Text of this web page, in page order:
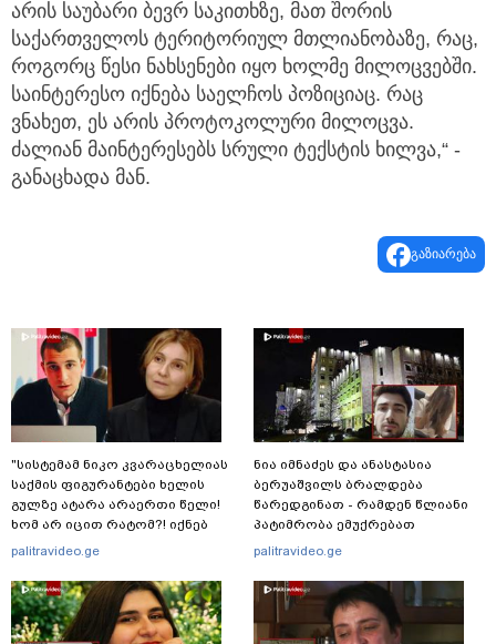
არის საუბარი ბევრ საკითხზე, მათ შორის
საქართველოს ტერიტორიულ მთლიანობაზე, რაც,
როგორც წესი ნახსენები იყო ხოლმე მილოცვებში.
საინტერესო იქნება საელჩოს პოზიციაც. რაც
ვნახეთ, ეს არის პროტოკოლური მილოცვა.
ძალიან მაინტერესებს სრული ტექსტის ხილვა,“ -
განაცხადა მან.
გაზიარება
"სისტემამ ნიკო კვარაცხელიას
საქმის ფიგურანტები ხელის
გულზე ატარა არაერთი წელი!
ხომ არ იცით რატომ?! იქნებ
იმიტომ რომ თავად
კვარაცხელიას დედა
განცხადებას ავრცელებს
palitravideo.ge
ნია იმნაძეს და ანასტასია
ბერუაშვილს ბრალდება
წარედგინათ - რამდენ წლიანი
პატიმრობა ემუქრებათ
არასრულწლოვნებს?
palitravideo.ge